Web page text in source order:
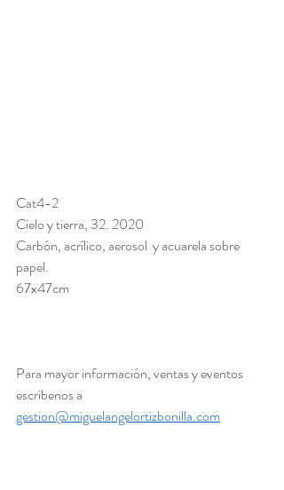
Cat4-2
Cielo y tierra, 32. 2020
Carbón, acrílico, aerosol  y acuarela sobre
papel.
67x47cm
Para mayor información, ventas y eventos
escribenos a
gestion@miguelangelortizbonilla.com